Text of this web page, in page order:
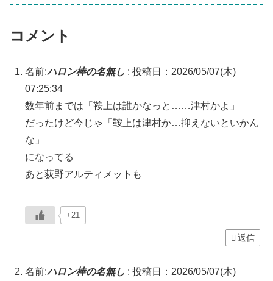
コメント
名前:ハロン棒の名無し : 投稿日：2026/05/07(木)
07:25:34
数年前までは「鞍上は誰かなっと……津村かよ」
だったけど今じゃ「鞍上は津村か…抑えないといかん
な」
になってる
あと荻野アルティメットも
+21
返信
名前:ハロン棒の名無し : 投稿日：2026/05/07(木)